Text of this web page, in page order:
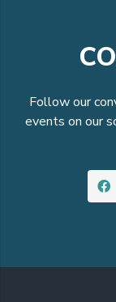
Follow our
events on our